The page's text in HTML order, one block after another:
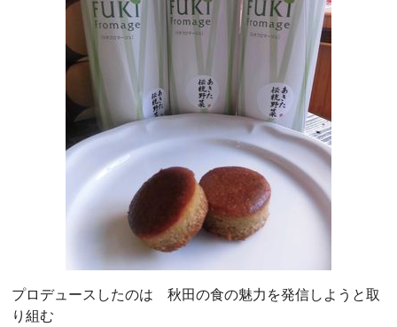
プロデュースしたのは 秋田の食の魅力を発信しようと取
り組む